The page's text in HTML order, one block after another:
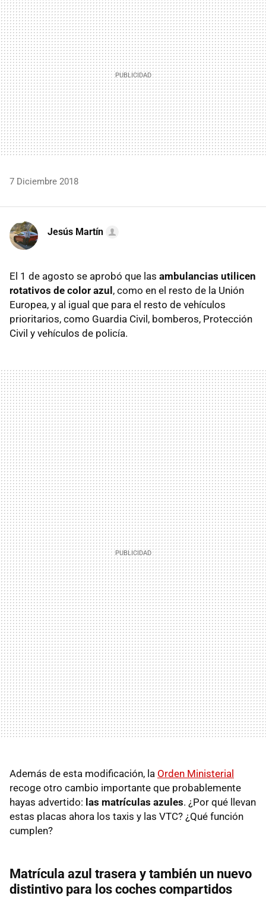
MAIL
7 Diciembre 2018
Jesús Martín
El 1 de agosto se aprobó que las ambulancias utilicen
rotativos de color azul, como en el resto de la Unión
Europea, y al igual que para el resto de vehículos
prioritarios, como Guardia Civil, bomberos, Protección
Civil y vehículos de policía.
Además de esta modificación, la Orden Ministerial
recoge otro cambio importante que probablemente
hayas advertido: las matrículas azules. ¿Por qué llevan
estas placas ahora los taxis y las VTC? ¿Qué función
cumplen?
Matrícula azul trasera y también un nuevo
distintivo para los coches compartidos